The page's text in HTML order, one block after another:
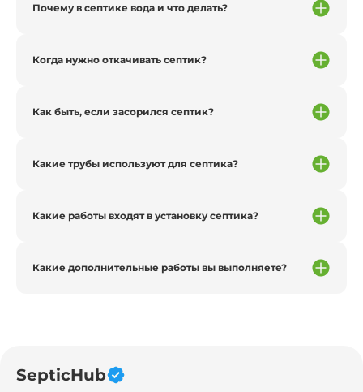
Почему в септике вода и что делать?
Когда нужно откачивать септик?
Как быть, если засорился септик?
Какие трубы используют для септика?
Какие работы входят в установку септика?
Какие дополнительные работы вы выполняете?
SepticHub